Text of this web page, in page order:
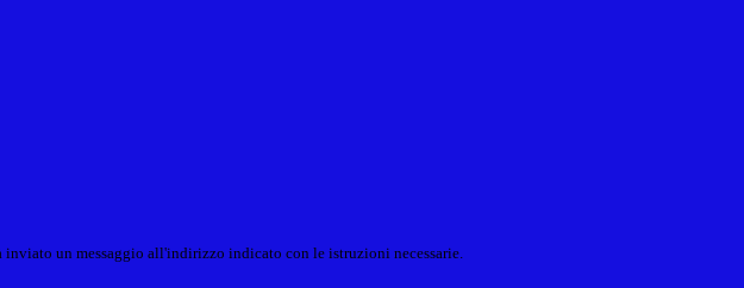
inviato un messaggio all'indirizzo indicato con le istruzioni necessarie.